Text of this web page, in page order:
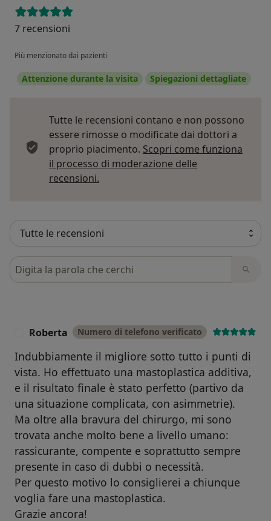
7 recensioni
Più menzionato dai pazienti
Attenzione durante la visita Spiegazioni dettagliate
Tutte le recensioni contano e non possono
essere rimosse o modificate dai dottori a
proprio piacimento. Scopri come funziona
il processo di moderazione delle
recensioni.
Cerca nelle recensioni
Roberta Numero di telefono verificato
Indubbiamente il migliore sotto tutto i punti di
vista. Ho effettuato una mastoplastica additiva,
e il risultato finale è stato perfetto (partivo da
una situazione complicata, con asimmetrie).
Ma oltre alla bravura del chirurgo, mi sono
trovata anche molto bene a livello umano:
rassicurante, compente e soprattutto sempre
presente in caso di dubbi o necessità.
Per questo motivo lo consiglierei a chiunque
voglia fare una mastoplastica.
Grazie ancora!